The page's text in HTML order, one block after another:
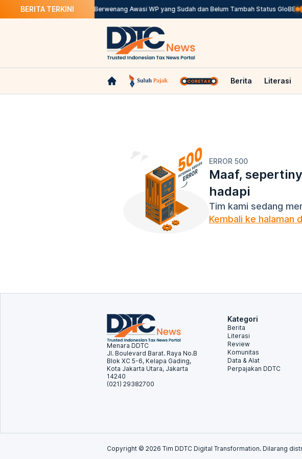
BERITA TERKINI
DDTC Academy DJP Berwenang Awasi WP yang Sudah dan Belum Tambah Status GloBE
Berita Literasi
ERROR 500
Maaf,
hadapi
Tim kami sedang
Kembali ke halaman
Menara DDTC
Jl. Boulevard Barat. Raya No.B
Blok XC 5-6, Kelapa Gading,
Kota Jakarta Utara, Jakarta
14240
(021) 29382700
Kategori
Berita
Literasi
Review
Komunitas
Data & Alat
Perpajakan DDTC
Copyright © 2026 Tim DDTC Digital Transformation. Dilarang